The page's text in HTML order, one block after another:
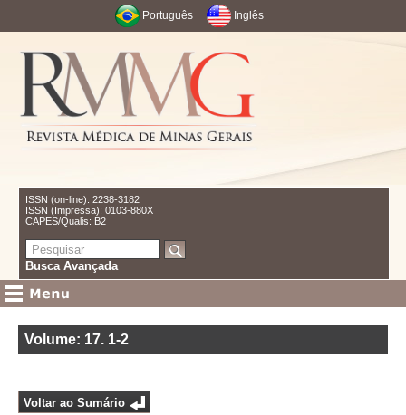
Português Inglês
ISSN (on-line): 2238-3182
ISSN (Impressa): 0103-880X
CAPES/Qualis: B2
Busca Avançada
Volume: 17. 1-2
Voltar ao Sumário